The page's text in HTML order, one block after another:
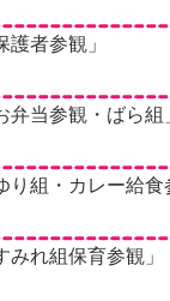
者参観」
弁当参観・ばら組
り組・カレー給食
れ組保育参観」